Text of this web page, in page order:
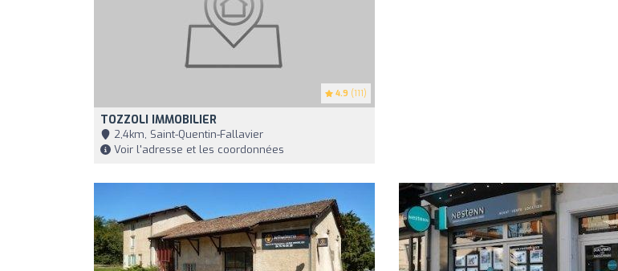
4.9 (111)
TOZZOLI IMMOBILIER
2,4km, Saint-Quentin-Fallavier
Voir l'adresse et les coordonnées